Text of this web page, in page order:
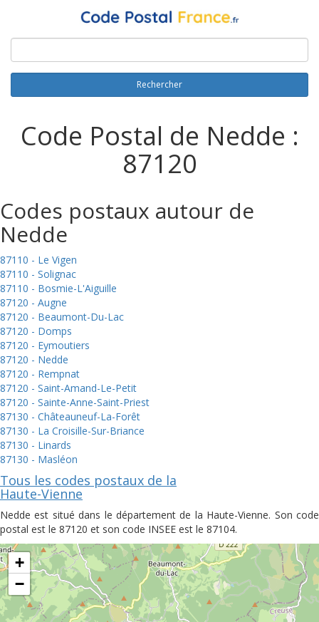
Rechercher
Code Postal de Nedde :
87120
Codes postaux autour de
Nedde
87110 - Le Vigen
87110 - Solignac
87110 - Bosmie-L'Aiguille
87120 - Augne
87120 - Beaumont-Du-Lac
87120 - Domps
87120 - Eymoutiers
87120 - Nedde
87120 - Rempnat
87120 - Saint-Amand-Le-Petit
87120 - Sainte-Anne-Saint-Priest
87130 - Châteauneuf-La-Forêt
87130 - La Croisille-Sur-Briance
87130 - Linards
87130 - Masléon
Tous les codes postaux de la
Haute-Vienne
Nedde est situé dans le département de la Haute-Vienne. Son code
postal est le 87120 et son code INSEE est le 87104.
+
−